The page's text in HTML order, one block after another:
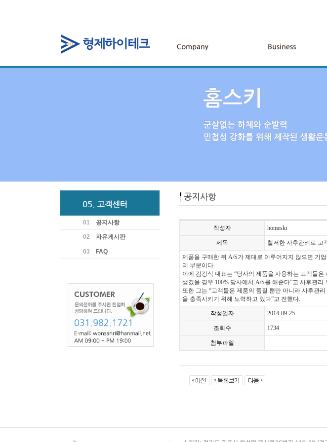
01 공지사항
02 자유게시판
03 FAQ
작성자 homeski
제목 철저한 사후관리로 고
제품을 구매한 뒤 A/S가 제대로 이루어지지 않으면 기
리 부분이다.
이에 김강식 대표는 “당사의 제품을 사용하는 고객들
생겼을 경우 100% 당사에서 A/S를 해준다”고 사후관리
또한 그는 “고객들은 제품의 품질 뿐만 아니라 사후관
을 충족시키기 위해 노력하고 있다”고 전했다.
작성일자 2014-09-25
조회수 1734
첨부파일